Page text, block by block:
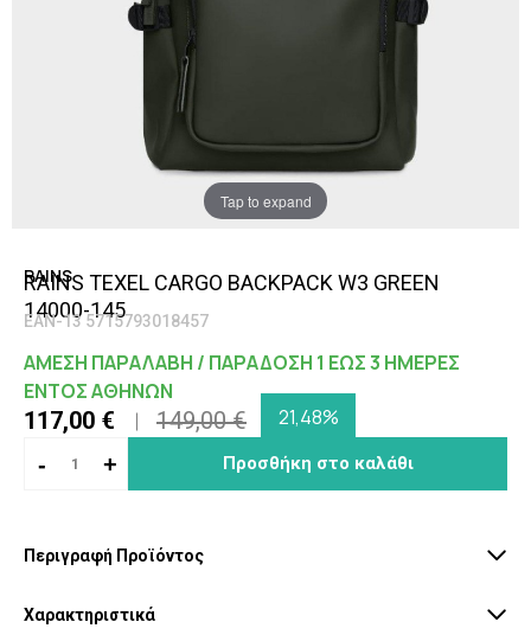
Tap to expand
RAINS
RAINS TEXEL CARGO BACKPACK W3 GREEN
14000-145
EAN-13 5715793018457
ΑΜΕΣΗ ΠΑΡΑΛΑΒΗ / ΠΑΡΑΔΟΣΗ 1 ΕΩΣ 3 ΗΜΕΡΕΣ
ΕΝΤΟΣ ΑΘΗΝΩΝ
117,00 € 149,00 €
21,48%
-
+ Προσθήκη στο καλάθι
Περιγραφή Προϊόντος
Χαρακτηριστικά